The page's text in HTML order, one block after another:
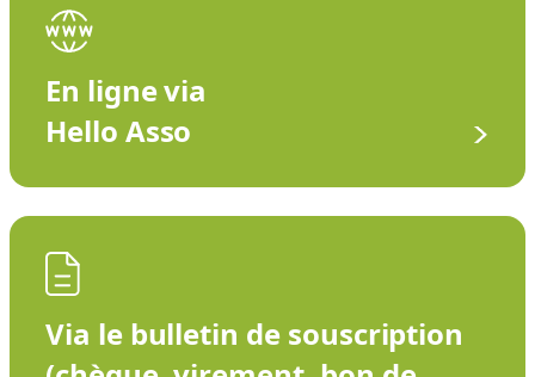
En ligne via
Hello Asso
Via le bulletin de souscription